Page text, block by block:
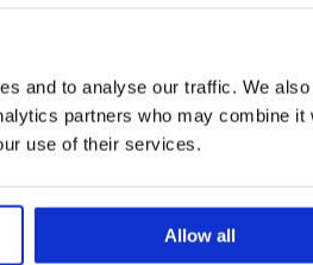
and to analyse our traffic. We
partners who may combine it
use of their services.
Allow all